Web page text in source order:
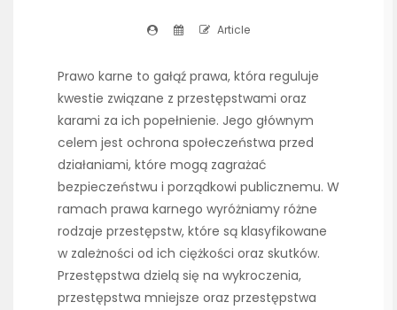
Article
Prawo karne to gałąź prawa, która reguluje
kwestie związane z przestępstwami oraz
karami za ich popełnienie. Jego głównym
celem jest ochrona społeczeństwa przed
działaniami, które mogą zagrażać
bezpieczeństwu i porządkowi publicznemu. W
ramach prawa karnego wyróżniamy różne
rodzaje przestępstw, które są klasyfikowane
w zależności od ich ciężkości oraz skutków.
Przestępstwa dzielą się na wykroczenia,
przestępstwa mniejsze oraz przestępstwa